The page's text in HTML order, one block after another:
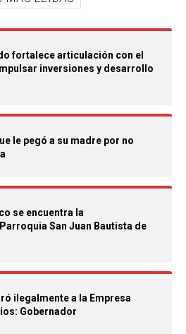
fortalece articulación con el
inversiones y desarrollo
le pegó a su madre por no
se encuentra la
San Juan Bautista de
ilegalmente a la Empresa
Gobernador